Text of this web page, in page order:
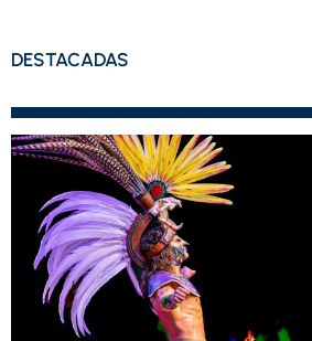
DESTACADAS